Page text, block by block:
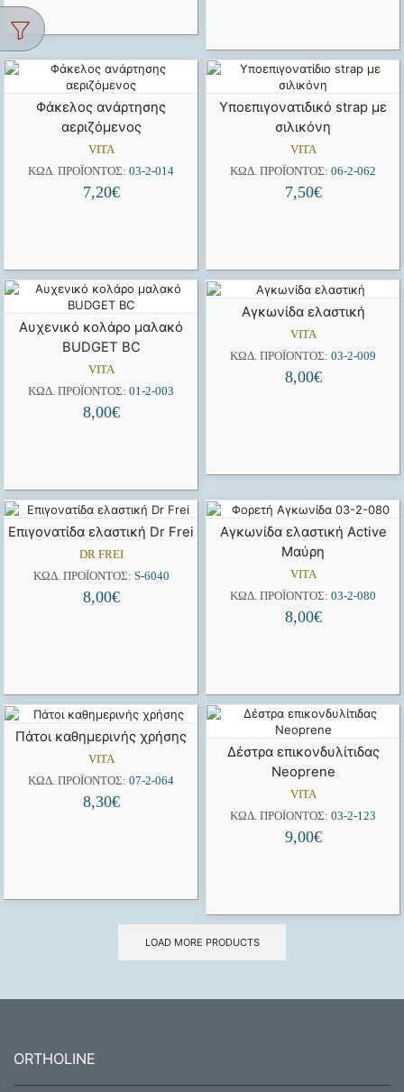
Φάκελος ανάρτησης
αεριζόμενος
VITA
ΚΩΔ. ΠΡΟΪΌΝΤΟΣ: 03-2-014
7,20€
Υποεπιγονατιδικό strap με
σιλικόνη
VITA
ΚΩΔ. ΠΡΟΪΌΝΤΟΣ: 06-2-062
7,50€
Αυχενικό κολάρο μαλακό
ΒUDGET BC
VITA
ΚΩΔ. ΠΡΟΪΌΝΤΟΣ: 01-2-003
8,00€
Αγκωνίδα ελαστική
VITA
ΚΩΔ. ΠΡΟΪΌΝΤΟΣ: 03-2-009
8,00€
Επιγονατίδα ελαστική Dr Frei
DR FREI
ΚΩΔ. ΠΡΟΪΌΝΤΟΣ: S-6040
8,00€
Αγκωνίδα ελαστική Active
Μαύρη
VITA
ΚΩΔ. ΠΡΟΪΌΝΤΟΣ: 03-2-080
8,00€
Πάτοι καθημερινής χρήσης
VITA
ΚΩΔ. ΠΡΟΪΌΝΤΟΣ: 07-2-064
8,30€
Δέστρα επικονδυλίτιδας
Neoprene
VITA
ΚΩΔ. ΠΡΟΪΌΝΤΟΣ: 03-2-123
9,00€
LOAD MORE PRODUCTS
ORTHOLINE